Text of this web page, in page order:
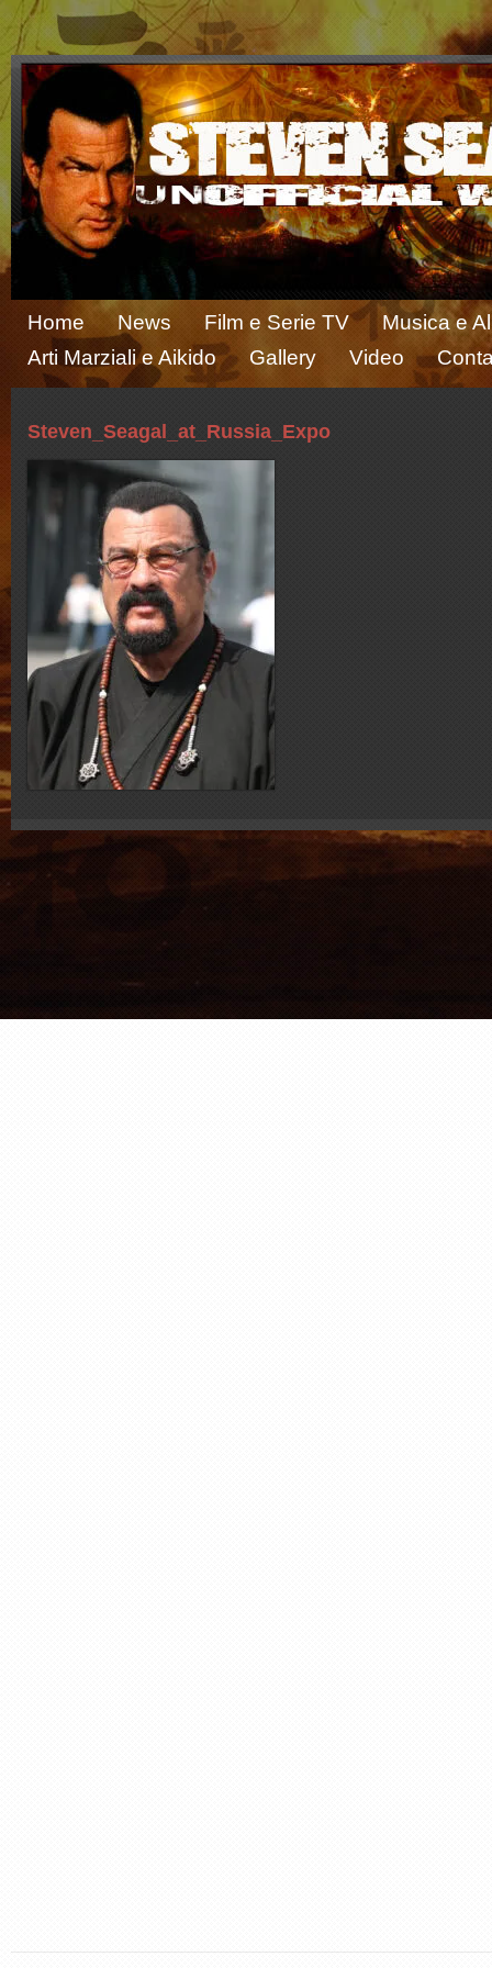
Home News Film e Serie TV
Musica e
Arti Marziali e Aikido
Gallery Video
Steven_Seagal_at_Russia_Expo